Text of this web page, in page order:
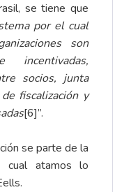
se tiene que
por el cual
son
incentivadas,
socios, junta
fiscalización y
[6]”.
se parte de la
cual atamos lo